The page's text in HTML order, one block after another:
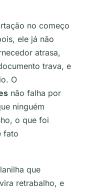
no começo
ele já não
atrasa,
trava, e
O
não falha por
ninguém
o que foi
fato
que
retrabalho, e